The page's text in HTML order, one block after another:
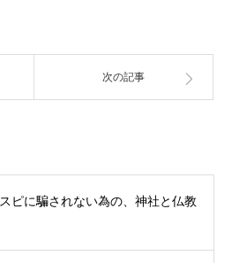
次の記事
ピに騙されない為の、神社と仏教